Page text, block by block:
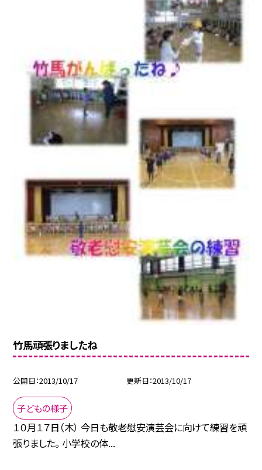
竹馬頑張りましたね
公開日 2013/10/17 更新日 2013/10/17
子どもの様子
１０月１７日（木） 今日も敬老慰安演芸会に向けて練習を頑
張りました。 小学校の体...